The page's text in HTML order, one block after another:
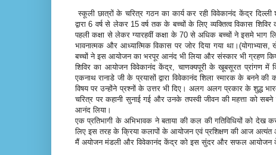
स्कूली छात्रों के चरित्र गठन का कार्य कर रही विवेकानंद केंद्र दिल्ली
द्वारा 6 वर्ष से लेकर 15 वर्ष तक के बच्चों के लिए व्यक्तित्व विकास
पहली कक्षा से लेकर ग्यारहवीं कक्षा के 70 से अधिक बच्चों ने इसमे भाग
भावनात्मक और आध्यात्मिक विकास पर जोर दिया गया
बच्चों ने इस आयोजन का भरपूर आनंद भी लिया और संस्कार भी ग्रहण
शिविर का आयोजन विवेकानंद केंद्र, चाणक्यपूरी के खूबसूरत प्रांगण में
एकनाथ रानाडे जी के प्रयासों द्वारा विवेकानंद शिला स्मारक के बनने
विषय पर उन्होंने प्रश्नों के उत्तर भी दिए। अलग अलग प्रकार के शुद्ध
चरित्र पर कहानी सुनाई गई और उनके तपस्वी जीवन की महत्ता को सबने
आनंद लिया।
एक प्रतिभागी के अभिभावक ने बताया की कल की गतिविधियों को
लिए इस तरह के क्रिया कलापों के आयोजन एवं प्रशिक्षण की आज अत्यंत
मैं अयोजन मंडली और विवेकानंद केंद्र को इस सुंदर और सफल आयोजन के